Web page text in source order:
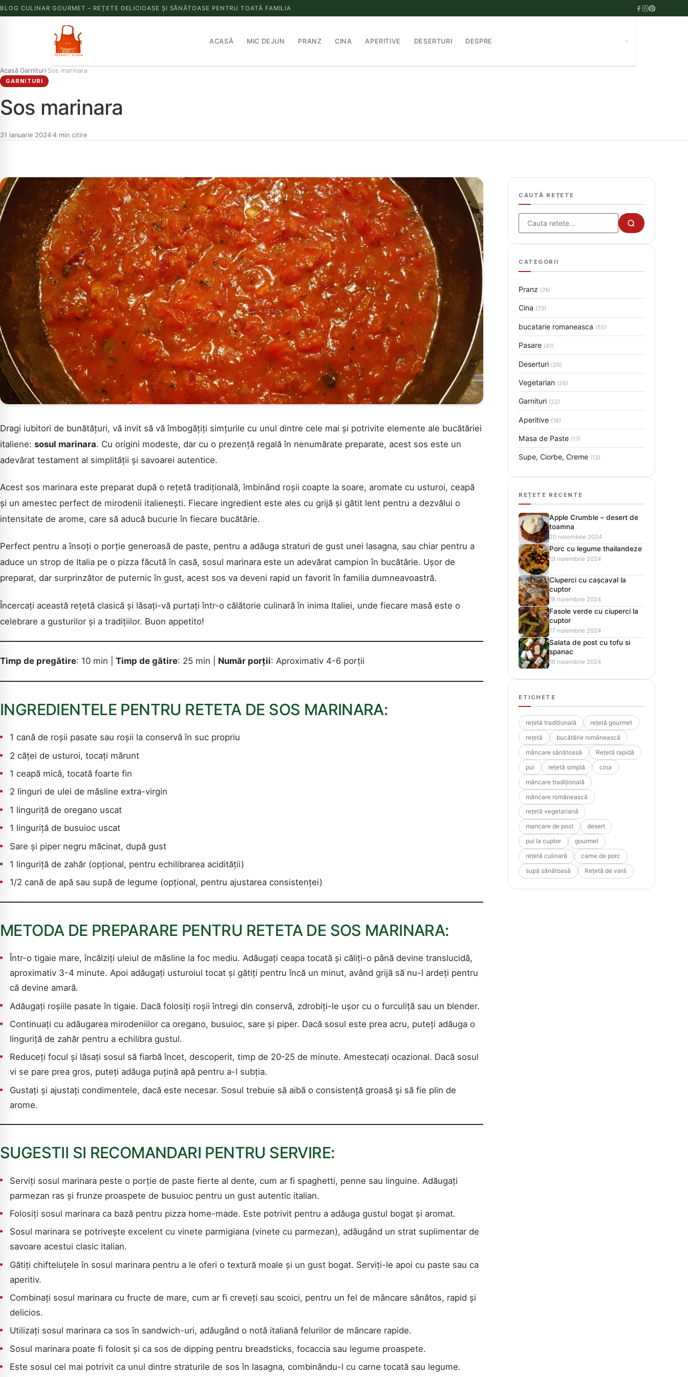
BLOG CULINAR GOURMET – REȚETE DELICIOASE ȘI SĂNĂTOASE PENTRU TOATĂ FAMILIA
ACASĂ MIC DEJUN PRANZ CINA APERITIVE DESERTURI DESPRE
CAUTA
Acasă›Garnituri›Sos marinara
GARNITURI
Sos marinara
31 ianuarie 2024 4 min citire
Dragi iubitori de bunătățuri, vă invit să vă îmbogățiți simțurile cu unul dintre cele mai și potrivite elemente ale bucătăriei
italiene: sosul marinara. Cu origini modeste, dar cu o prezență regală în nenumărate preparate, acest sos este un
adevărat testament al simplității și savoarei autentice.
Acest sos marinara este preparat după o rețetă tradițională, îmbinând roșii coapte la soare, aromate cu usturoi, ceapă
și un amestec perfect de mirodenii italienești. Fiecare ingredient este ales cu grijă și gătit lent pentru a dezvălui o
intensitate de arome, care să aducă bucurie în fiecare bucătărie.
Perfect pentru a însoți o porție generoasă de paste, pentru a adăuga straturi de gust unei lasagna, sau chiar pentru a
aduce un strop de Italia pe o pizza făcută în casă, sosul marinara este un adevărat campion în bucătărie. Ușor de
preparat, dar surprinzător de puternic în gust, acest sos va deveni rapid un favorit în familia dumneavoastră.
Încercați această rețetă clasică și lăsați-vă purtați într-o călătorie culinară în inima Italiei, unde fiecare masă este o
celebrare a gusturilor și a tradițiilor. Buon appetito!
Timp de pregătire: 10 min | Timp de gătire: 25 min | Număr porții: Aproximativ 4-6 porții
INGREDIENTELE PENTRU RETETA DE SOS MARINARA:
1 cană de roșii pasate sau roșii la conservă în suc propriu
2 căței de usturoi, tocați mărunt
1 ceapă mică, tocată foarte fin
2 linguri de ulei de măsline extra-virgin
1 linguriță de oregano uscat
1 linguriță de busuioc uscat
Sare și piper negru măcinat, după gust
1 linguriță de zahăr (opțional, pentru echilibrarea acidității)
1/2 cană de apă sau supă de legume (opțional, pentru ajustarea consistenței)
METODA DE PREPARARE PENTRU RETETA DE SOS MARINARA:
Într-o tigaie mare, încălziți uleiul de măsline la foc mediu. Adăugați ceapa tocată și căliți-o până devine translucidă,
aproximativ 3-4 minute. Apoi adăugați usturoiul tocat și gătiți pentru încă un minut, având grijă să nu-l ardeți pentru
că devine amară.
Adăugați roșiile pasate în tigaie. Dacă folosiți roșii întregi din conservă, zdrobiți-le ușor cu o furculiță sau un blender.
Continuați cu adăugarea mirodeniilor ca oregano, busuioc, sare și piper. Dacă sosul este prea acru, puteți adăuga o
linguriță de zahăr pentru a echilibra gustul.
Reduceți focul și lăsați sosul să fiarbă încet, descoperit, timp de 20-25 de minute. Amestecați ocazional. Dacă sosul
vi se pare prea gros, puteți adăuga puțină apă pentru a-l subția.
Gustați și ajustați condimentele, dacă este necesar. Sosul trebuie să aibă o consistență groasă și să fie plin de
arome.
SUGESTII SI RECOMANDARI PENTRU SERVIRE:
Serviți sosul marinara peste o porție de paste fierte al dente, cum ar fi spaghetti, penne sau linguine. Adăugați
parmezan ras și frunze proaspete de busuioc pentru un gust autentic italian.
Folosiți sosul marinara ca bază pentru pizza home-made. Este potrivit pentru a adăuga gustul bogat și aromat.
Sosul marinara se potrivește excelent cu vinete parmigiana (vinete cu parmezan), adăugând un strat suplimentar de
savoare acestui clasic italian.
Gătiți chifteluțele în sosul marinara pentru a le oferi o textură moale și un gust bogat. Serviți-le apoi cu paste sau ca
aperitiv.
Combinați sosul marinara cu fructe de mare, cum ar fi creveți sau scoici, pentru un fel de mâncare sănătos, rapid și
delicios.
Utilizați sosul marinara ca sos în sandwich-uri, adăugând o notă italiană felurilor de mâncare rapide.
Sosul marinara poate fi folosit și ca sos de dipping pentru breadsticks, focaccia sau legume proaspete.
Este sosul cel mai potrivit ca unul dintre straturile de sos în lasagna, combinându-l cu carne tocată sau legume.
CAUTĂ REȚETE
Cauta
CATEGORII
Pranz (74)
Cina (73)
bucatarie romaneasca (55)
Pasare (41)
Deserturi (26)
Vegetarian (26)
Garnituri (22)
Aperitive (18)
Masa de Paste (17)
Supe, Ciorbe, Creme (13)
REȚETE RECENTE
Apple Crumble – desert de
toamna
20 noiembrie 2024
Porc cu legume thailandeze
19 noiembrie 2024
Ciuperci cu cașcaval la
cuptor
18 noiembrie 2024
Fasole verde cu ciuperci la
cuptor
17 noiembrie 2024
Salata de post cu tofu si
spanac
16 noiembrie 2024
ETICHETE
rețetă tradițională
rețetă gourmet
rețetă
bucătărie românească
mâncare sănătoasă
Rețetă rapidă
pui
rețetă simplă
cina
mâncare tradițională
mâncare românească
rețetă vegetariană
mancare de post
desert
pui la cuptor
gourmet
rețetă culinară
carne de porc
supă sănătoasă
Rețetă de vară